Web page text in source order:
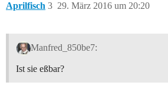
Aprilfisch 29. März 2016 um 20:20
3
Manfred_850be7:
Ist sie eßbar?